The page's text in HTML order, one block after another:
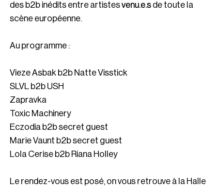
des b2b inédits entre artistesvenu.e.s de toute la
scène européenne.
Au programme :
Vieze Asbak b2b Natte Visstick
SLVL b2b USH
Zapravka
Toxic Machinery
Eczodia b2b secret guest
Marie Vaunt b2b secret guest
Lola Cerise b2b Riana Holley
Le rendez-vous est posé, on vous retrouve à la Halle